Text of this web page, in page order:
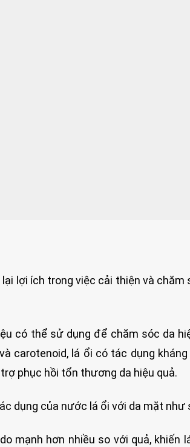
lợi ích trong việc cải thiện và chăm
có thể sử dụng để chăm sóc da
carotenoid, lá ổi có tác dụng kháng
phục hồi tổn thương da hiệu quả.
dụng của nước lá ổi với da mặt như
mạnh hơn nhiều so với quả, khiến